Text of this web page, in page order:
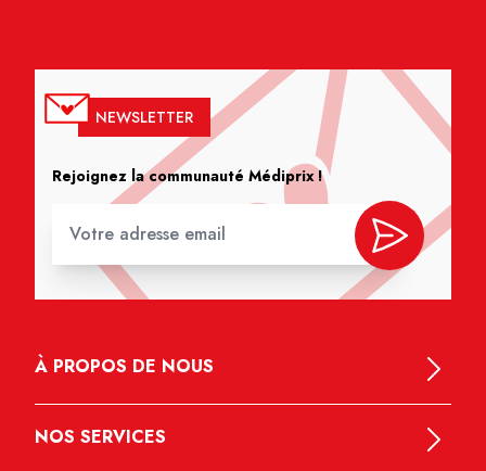
NEWSLETTER
Rejoignez la communauté Médiprix !
À PROPOS DE NOUS
NOS SERVICES